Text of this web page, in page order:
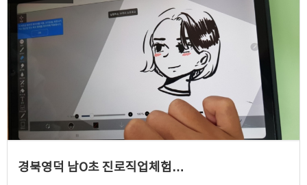
경북영덕 남O초 진로직업체험…